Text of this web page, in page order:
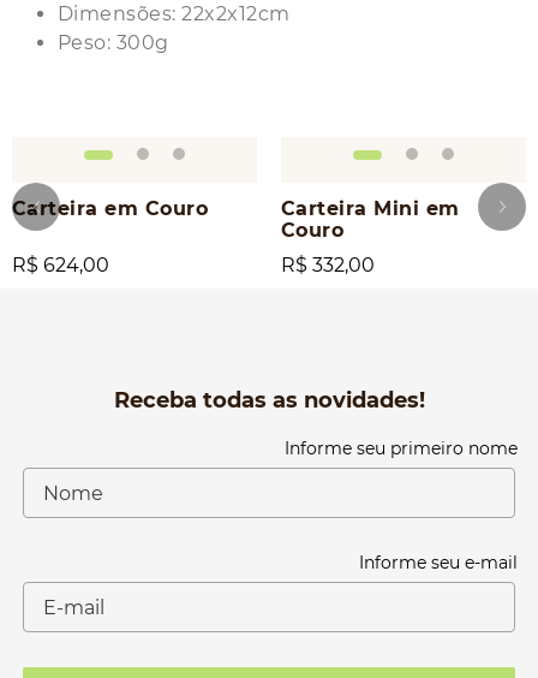
Dimensões: 22x2x12cm
Peso: 300g
Carteira em Couro
R$ 624,00
Carteira Mini em
Couro
R$ 332,00
Receba todas as novidades!
Informe seu primeiro nome
Informe seu e-mail